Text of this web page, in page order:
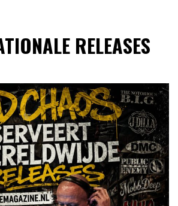
RELEASES